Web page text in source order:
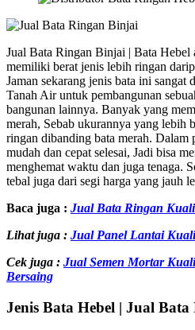
Jual Bata Ringan Binjai | Bata Hebel
memiliki berat jenis lebih ringan
Jaman sekarang jenis bata ini sangat
Tanah Air untuk pembangunan
bangunan lainnya. Banyak yang
merah, Sebab ukurannya yang lebih
ringan dibanding bata merah. Dalam
mudah dan cepat selesai, Jadi bisa
menghemat waktu dan juga tenaga.
tebal juga dari segi harga yang jauh
Baca juga : Jual Bata Ringan
Lihat juga : Jual Panel Lantai
Cek juga : Jual Semen Mortar
Bersaing
Jenis Bata Hebel | Jual